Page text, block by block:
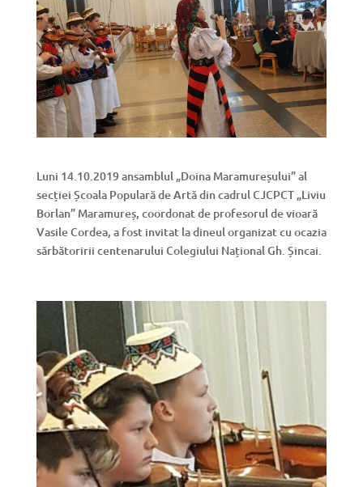
Luni 14.10.2019 ansamblul „Doina Maramureșului” al
secției Școala Populară de Artă din cadrul CJCPCT „Liviu
Borlan” Maramureș, coordonat de profesorul de vioară
Vasile Cordea, a fost invitat la dineul organizat cu ocazia
sărbătoririi centenarului Colegiului Național Gh. Șincai.